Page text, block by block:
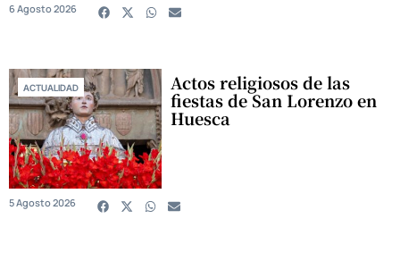
6 Agosto 2026
ACTUALIDAD Actos religiosos de las
fiestas de San Lorenzo en
Huesca
5 Agosto 2026